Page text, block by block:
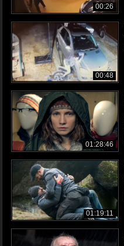
00:26
00:48
01:28:46
01:19:11